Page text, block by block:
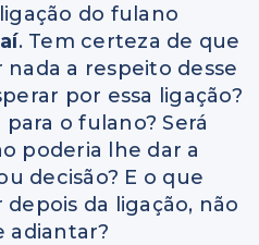
do fulano
. Tem certeza de que
a respeito desse
por essa ligação?
o fulano? Será
poderia lhe dar a
decisão? E o que
da ligação, não
adiantar?